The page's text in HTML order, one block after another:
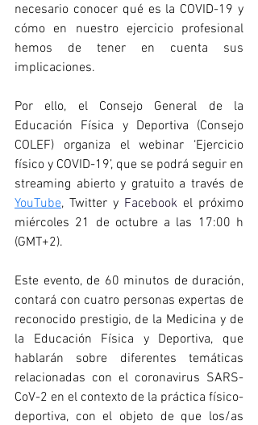
necesario conocer qué es la COVID-19 y
cómo en nuestro ejercicio profesional
hemos de tener en cuenta sus
implicaciones.
Por ello, el Consejo General de la
Educación Física y Deportiva (Consejo
COLEF) organiza el webinar ‘Ejercicio
físico y COVID-19’, que se podrá seguir en
streaming abierto y gratuito a través
YouTube, Twitter y Facebook el próximo
miércoles 21 de octubre a las 17:00 h
(GMT+2).
Este evento, de 60 minutos de duración,
contará con cuatro personas expertas de
reconocido prestigio, de la Medicina y de
la Educación Física y Deportiva, que
hablarán sobre diferentes temáticas
relacionadas con el coronavirus SARS-
CoV-2 en el contexto de la práctica físico-
deportiva, con el objeto de que los/as